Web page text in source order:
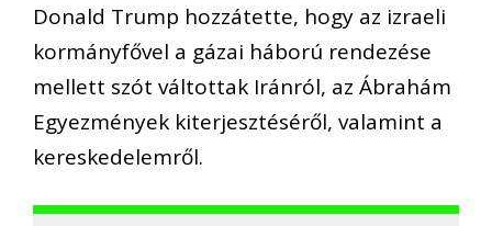
Donald Trump hozzátette, hogy az izraeli
kormányfővel a gázai háború rendezése
mellett szót váltottak Iránról, az Ábrahám
Egyezmények kiterjesztéséről, valamint a
kereskedelemről.